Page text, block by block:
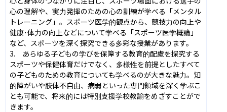
心の理解や、実力発揮のための心の訓練が学べる「メンタル
トレーニング」。スポーツ医学的観点から、競技力の向上や
健康･体力の向上などについて学べる「スポーツ医学概論」
など、スポーツを深く探究できる多彩な授業があります。
3.　あらゆる子どもの学びを保障する教育的配慮を探究する
スポーツや保健体育だけでなく、多様性を前提としたすべて
の子どものための教育についても学べるのが大きな魅力。知
的障がいや肢体不自由、病弱といった専門領域を深く学ぶこ
とも可能で、将来的には特別支援学校教諭をめざすことがで
きます。